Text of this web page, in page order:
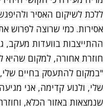
ללכת לשיקום האסיר
אסירות. כמי שרוצה לפרוש
ההתייצבות בוועדות מעקב,
חוזרת אחורה, למקום שהיא
"במקום להתעסק בחיים
שלי, ולנוע קדימה, אני
שנמצאות באזור הכלא,